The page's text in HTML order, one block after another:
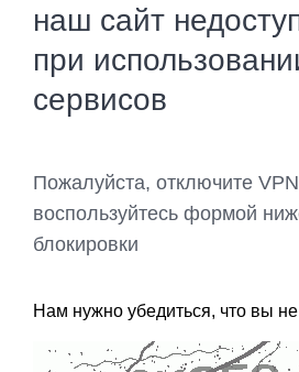
наш сайт
при
сервисов
Пожалуйста, отключите
воспользуйтесь формой
блокировки
Нам нужно убедиться, что вы